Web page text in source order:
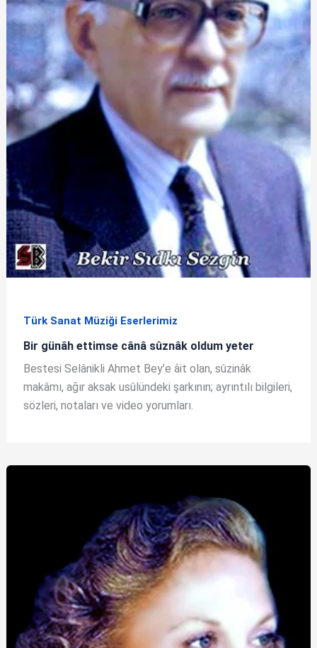
Türk Sanat Müziği Eserlerimiz
Bir günâh ettimse cânâ sûznâk oldum yeter
Bestesi Selânikli Ahmet Bey’e âit olan, sûzinâk
makâmı, ağır aksak usûlündeki şarkının; ayrıntılı bilgileri,
sözleri, notaları ve video yorumları.